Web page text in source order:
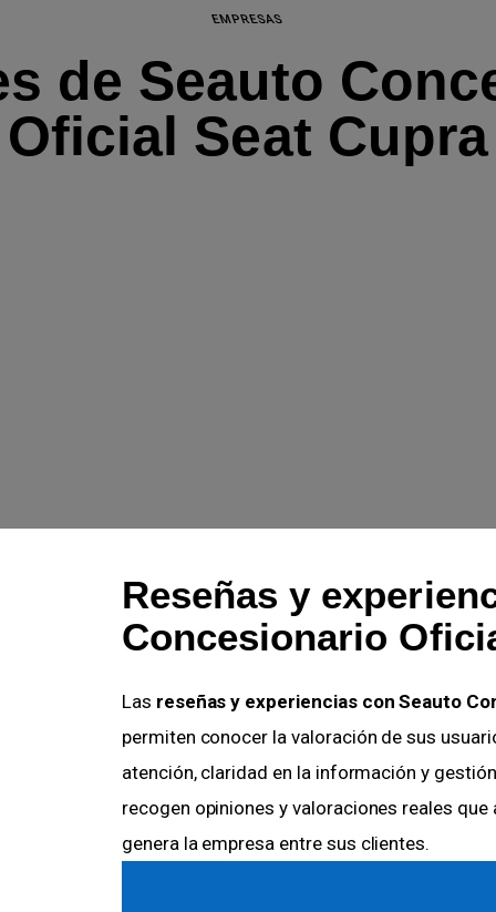
EMPRESAS
de Seauto
Oficial Seat Cupra
Reseñas y
Concesionario
Las reseñas y experiencias con Seauto
permiten conocer la valoración de sus
atención, claridad en la información y
recogen opiniones y valoraciones reales
genera la empresa entre sus clientes.